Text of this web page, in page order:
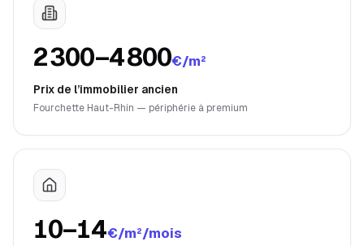
2 300–4 800€/m²
Prix de l’immobilier ancien
Fourchette Haut-Rhin — périphérie à premium
10–14€/m²/mois